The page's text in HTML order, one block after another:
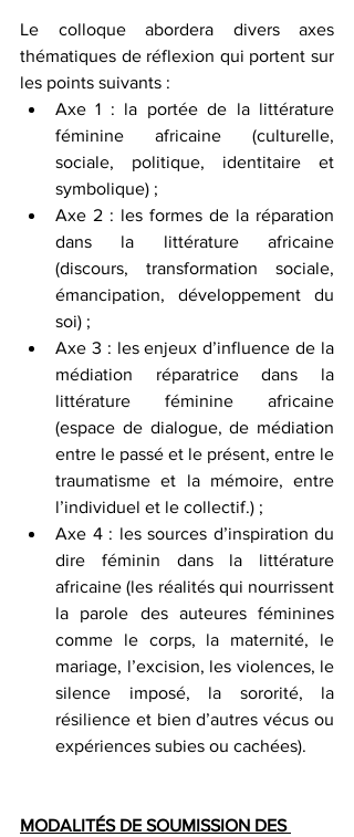
Le colloque abordera divers axes
thématiques de réflexion qui portent sur
les points suivants :
Axe 1 : la portée de la littérature
féminine africaine (culturelle,
sociale, politique, identitaire et
symbolique) ;
Axe 2 : les formes de la réparation
dans la littérature africaine
(discours, transformation sociale,
émancipation, développement du
soi) ;
Axe 3 : les enjeux d’influence de la
médiation réparatrice dans la
littérature féminine africaine
(espace de dialogue, de médiation
entre le passé et le présent, entre le
traumatisme et la mémoire, entre
l’individuel et le collectif.) ;
Axe 4 : les sources d’inspiration du
dire féminin dans la littérature
africaine (les réalités qui nourrissent
la parole des auteures féminines
comme le corps, la maternité, le
mariage, l’excision, les violences, le
silence imposé, la sororité, la
résilience et bien d’autres vécus ou
expériences subies ou cachées).
MODALITÉS DE SOUMISSION DES